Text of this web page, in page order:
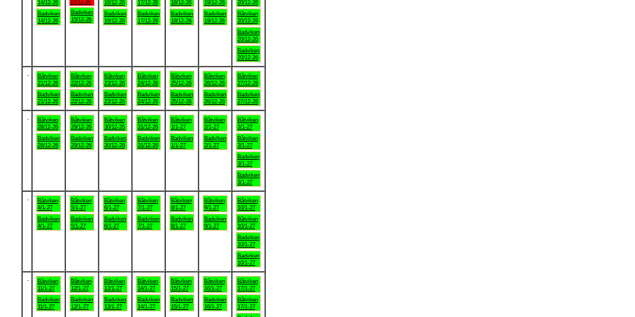
14/12-26
Badviken
14/12-26
15/12-26
Badviken
15/12-26
16/12-26
Badviken
16/12-26
17/12-26
Badviken
17/12-26
18/12-26
Badviken
18/12-26
19/12-26
Badviken
19/12-26
20/12-26
Båtviken
20/12-26
Badviken
20/12-26
Badviken
20/12-26
Båtviken
21/12-26
Badviken
21/12-26
Båtviken
22/12-26
Badviken
22/12-26
Båtviken
23/12-26
Badviken
23/12-26
Båtviken
24/12-26
Badviken
24/12-26
Båtviken
25/12-26
Badviken
25/12-26
Båtviken
26/12-26
Badviken
26/12-26
Båtviken
27/12-26
Badviken
27/12-26
Båtviken
28/12-26
Badviken
28/12-26
Båtviken
29/12-26
Badviken
29/12-26
Båtviken
30/12-26
Badviken
30/12-26
Båtviken
31/12-26
Badviken
31/12-26
Båtviken
1/1-27
Badviken
1/1-27
Båtviken
2/1-27
Badviken
2/1-27
Båtviken
3/1-27
Båtviken
3/1-27
Badviken
3/1-27
Badviken
3/1-27
Båtviken
4/1-27
Badviken
4/1-27
Båtviken
5/1-27
Badviken
5/1-27
Båtviken
6/1-27
Badviken
6/1-27
Båtviken
7/1-27
Badviken
7/1-27
Båtviken
8/1-27
Badviken
8/1-27
Båtviken
9/1-27
Badviken
9/1-27
Båtviken
10/1-27
Båtviken
10/1-27
Badviken
10/1-27
Badviken
10/1-27
Båtviken
11/1-27
Badviken
11/1-27
Båtviken
12/1-27
Badviken
12/1-27
Båtviken
13/1-27
Badviken
13/1-27
Båtviken
14/1-27
Badviken
14/1-27
Båtviken
15/1-27
Badviken
15/1-27
Båtviken
16/1-27
Badviken
16/1-27
Båtviken
17/1-27
Båtviken
17/1-27